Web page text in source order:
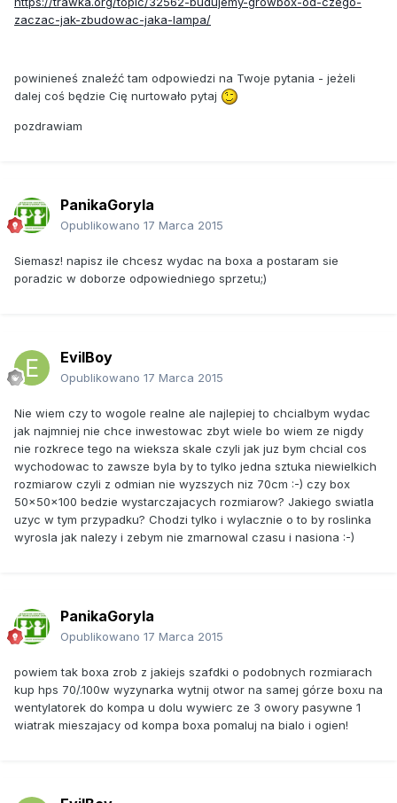
zaczac-jak-zbudowac-jaka-lampa/
powinieneś znaleźć tam odpowiedzi na Twoje pytania - jeżeli
dalej coś będzie Cię nurtowało pytaj
pozdrawiam
PanikaGoryla
Opublikowano 17 Marca 2015
Siemasz! napisz ile chcesz wydac na boxa a postaram sie
poradzic w doborze odpowiedniego sprzetu;)
EvilBoy
Opublikowano 17 Marca 2015
Nie wiem czy to wogole realne ale najlepiej to chcialbym wydac
jak najmniej nie chce inwestowac zbyt wiele bo wiem ze nigdy
nie rozkrece tego na wieksza skale czyli jak juz bym chcial cos
wychodowac to zawsze byla by to tylko jedna sztuka niewielkich
rozmiarow czyli z odmian nie wyzszych niz 70cm :-) czy box
50x50x100 bedzie wystarczajacych rozmiarow? Jakiego swiatla
uzyc w tym przypadku? Chodzi tylko i wylacznie o to by roslinka
wyrosla jak nalezy i zebym nie zmarnowal czasu i nasiona :-)
PanikaGoryla
Opublikowano 17 Marca 2015
powiem tak boxa zrob z jakiejs szafdki o podobnych rozmiarach
kup hps 70/.100w wyzynarka wytnij otwor na samej górze boxu na
wentylatorek do kompa u dolu wywierc ze 3 owory pasywne 1
wiatrak mieszajacy od kompa boxa pomaluj na bialo i ogien!